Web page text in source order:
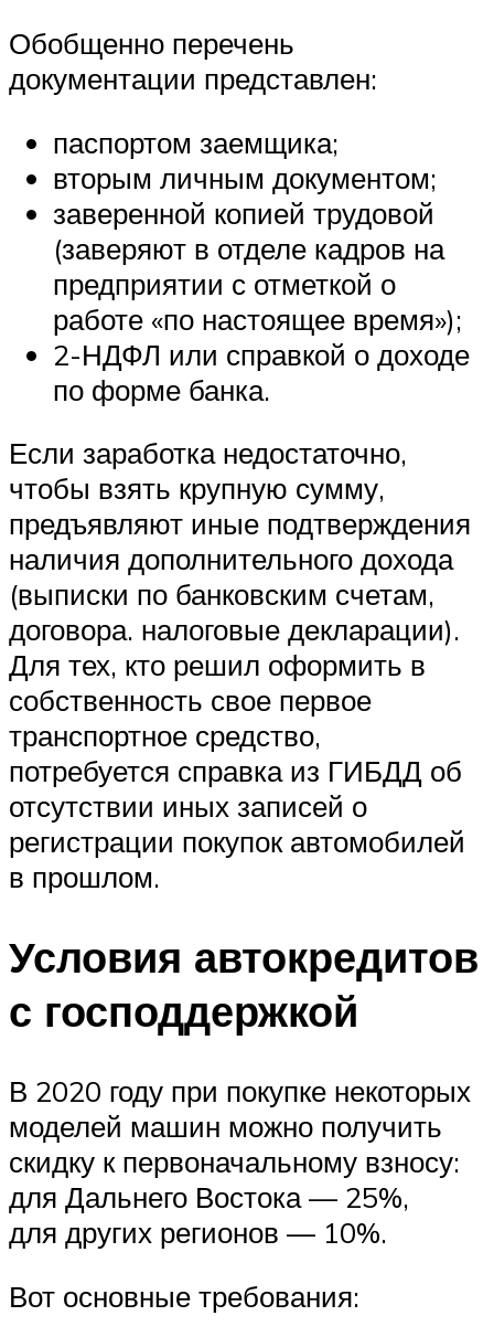
Обобщенно перечень
документации представлен:
паспортом заемщика;
вторым личным документом;
заверенной копией трудовой
(заверяют в отделе кадров на
предприятии с отметкой о
работе «по настоящее время»);
2-НДФЛ или справкой о доходе
по форме банка.
Если заработка недостаточно,
чтобы взять крупную сумму,
предъявляют иные подтверждения
наличия дополнительного дохода
(выписки по банковским счетам,
договора. налоговые декларации).
Для тех, кто решил оформить в
собственность свое первое
транспортное средство,
потребуется справка из ГИБДД об
отсутствии иных записей о
регистрации покупок автомобилей
в прошлом.
Условия автокредитов
с господдержкой
В 2020 году при покупке некоторых
моделей машин можно получить
скидку к первоначальному взносу:
для Дальнего Востока — 25%,
для других регионов — 10%.
Вот основные требования: